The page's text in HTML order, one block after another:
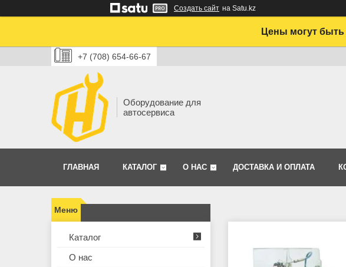
Создать сайт на Satu.kz
Цены могут быть
+7 (708) 654-66-67
Оборудование для
автосервиса
ГЛАВНАЯ КАТАЛОГ О НАС ДОСТАВКА И ОПЛАТА
Каталог
О нас